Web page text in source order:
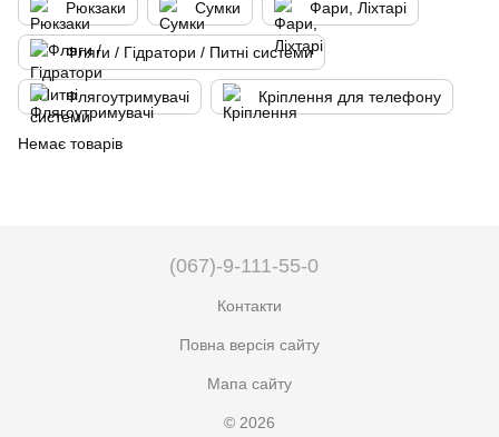
Рюкзаки Сумки Фари, Ліхтарі
Фляги / Гідратори / Питні системи
Флягоутримувачі Кріплення для телефону
Немає товарів
(067)-9-111-55-0
Контакти
Повна версія сайту
Мапа сайту
© 2026